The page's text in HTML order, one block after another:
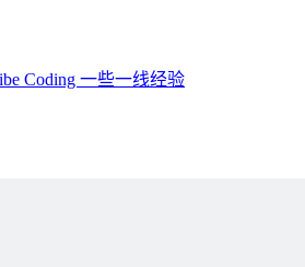
Coding 一些一线经验